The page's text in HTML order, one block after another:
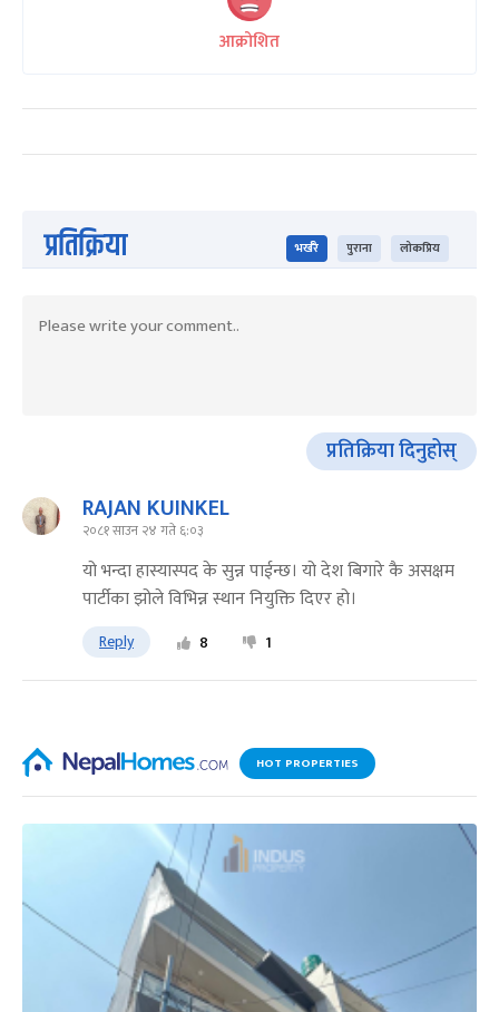
आक्रोशित
प्रतिक्रिया भर्खरै पुराना लोकप्रिय
प्रतिक्रिया दिनुहोस्
RAJAN KUINKEL
२०८१ साउन २४ गते ६:०३
यो भन्दा हास्यास्पद के सुन्न पाईन्छ। यो देश बिगारे कै असक्षम
पार्टीका झोले विभिन्न स्थान नियुक्ति दिएर हो।
Reply 8 1
HOT PROPERTIES